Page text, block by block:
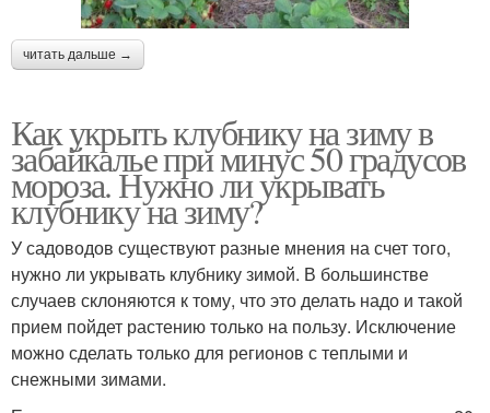
читать дальше →
Как укрыть клубнику на зиму в
забайкалье при минус 50 градусов
мороза. Нужно ли укрывать
клубнику на зиму?
У садоводов существуют разные мнения на счет того,
нужно ли укрывать клубнику зимой. В большинстве
случаев склоняются к тому, что это делать надо и такой
прием пойдет растению только на пользу. Исключение
можно сделать только для регионов с теплыми и
снежными зимами.